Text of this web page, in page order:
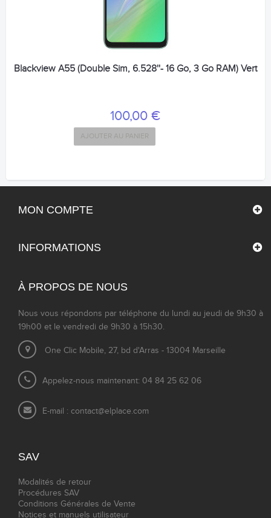
Blackview A55 (Double Sim, 6.528''- 16 Go, 3 Go RAM) Vert
100,00 €
AJOUTER AU PANIER
MON COMPTE
INFORMATIONS
À PROPOS DE NOUS
Nous vous répondons par téléphone du lundi au jeudi de 9h30 à
19h00 et le vendredi de 9h30 à 15h30.
One Clic Mobile, 27, bd d'Arras - 13004 Marseille
Appelez-nous maintenant: 04 84 25 62 06
E-mail : contact@elplace.com
SAV
Modalités de retour
Procédures SAV
Conditions Générales de Vente
Notices et manuels utilisateur